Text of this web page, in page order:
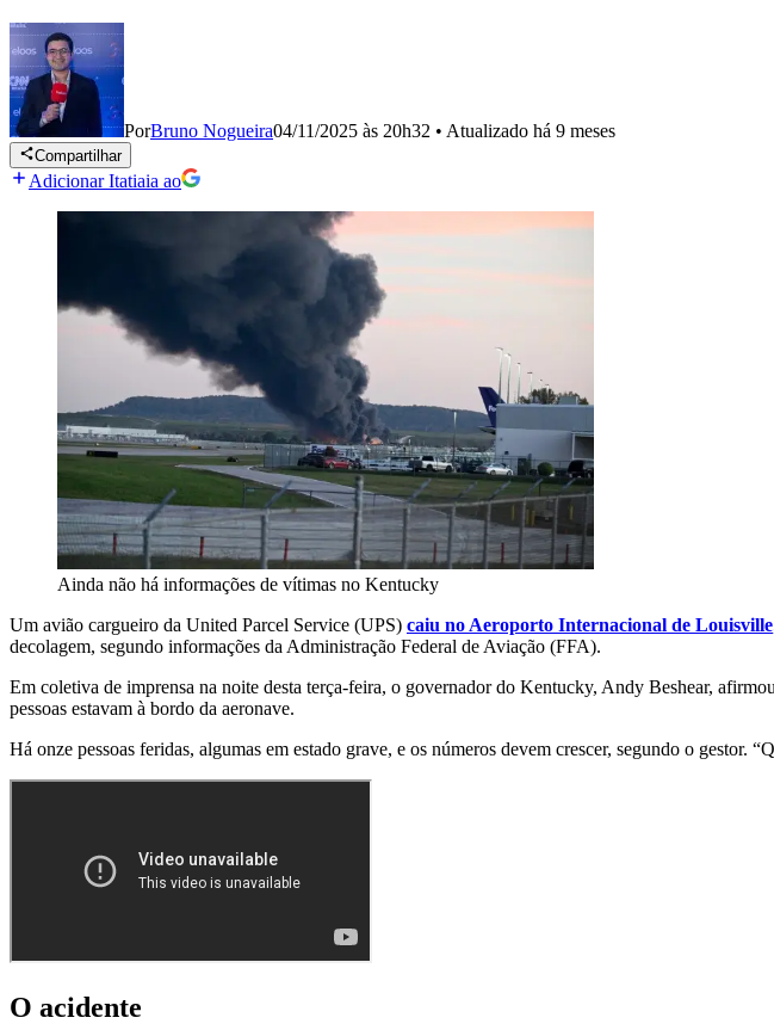
PorBruno Nogueira04/11/2025 às 20h32 • Atualizado há 9 meses
Compartilhar
Adicionar Itatiaia ao
Ainda não há informações de vítimas no Kentucky
Um avião cargueiro da United Parcel Service (UPS) caiu no Aeroporto Internacional de Louisville
decolagem, segundo informações da Administração Federal de Aviação (FFA).
Em coletiva de imprensa na noite desta terça-feira, o governador do Kentucky, Andy Beshear,
pessoas estavam à bordo da aeronave.
Há onze pessoas feridas, algumas em estado grave, e os números devem crescer, segundo o gestor.
O acidente